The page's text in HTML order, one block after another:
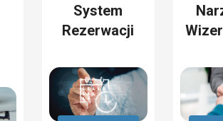
System
Rezerwacji